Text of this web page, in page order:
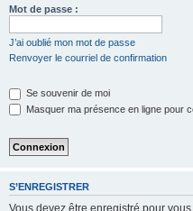
Mot de passe :
J’ai oublié mon mot de passe
Renvoyer le courriel de confirmation
Se souvenir de moi
Masquer ma présence en ligne pour
S’ENREGISTRER
Vous devez être enregistré pour